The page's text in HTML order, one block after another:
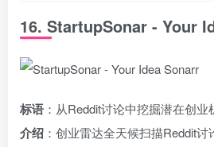
16. StartupSonar - Your
标语 ：从Reddit讨论中挖掘潜在创业
介绍 ：创业雷达全天候扫描Reddit讨